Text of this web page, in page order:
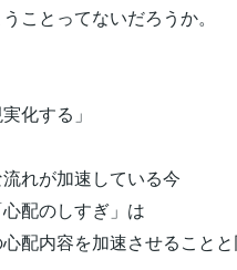
ことってないだろうか。
化する」
れが加速している今
配のしすぎ」は
配内容を加速させることと